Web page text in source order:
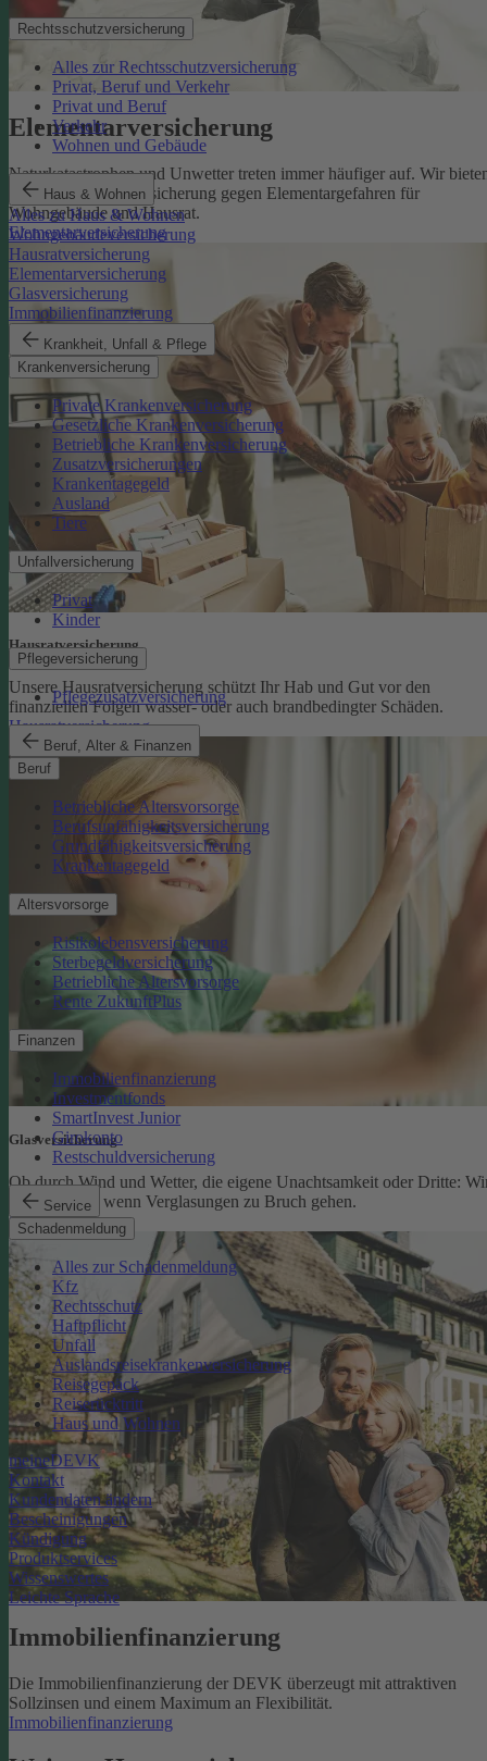
Rechtsschutzversicherung
Alles zur Rechtsschutzversicherung
Privat, Beruf und Verkehr
Privat und Beruf
Verkehr
Wohnen und Gebäude
Haus & Wohnen
Alles zu Haus & Wohnen
Wohngebäudeversicherung
Hausratversicherung
Elementarversicherung
Glasversicherung
Immobilienfinanzierung
Krankheit, Unfall & Pflege
Krankenversicherung
Private Krankenversicherung
Gesetzliche Krankenversicherung
Betriebliche Krankenversicherung
Zusatzversicherungen
Krankentagegeld
Ausland
Tiere
Unfallversicherung
Privat
Kinder
Pflegeversicherung
Pflegezusatzversicherung
Beruf, Alter & Finanzen
Beruf
Betriebliche Altersvorsorge
Berufsunfähigkeitsversicherung
Grundfähigkeitsversicherung
Krankentagegeld
Altersvorsorge
Risikolebensversicherung
Sterbegeldversicherung
Betriebliche Altersvorsorge
Rente ZukunftPlus
Finanzen
Immobilienfinanzierung
Investmentfonds
SmartInvest Junior
Girokonto
Restschuldversicherung
Service
Schadenmeldung
Alles zur Schadenmeldung
Kfz
Rechtsschutz
Haftpflicht
Unfall
Auslandsreisekrankenversicherung
Reisegepäck
Reiserücktritt
Haus und Wohnen
meineDEVK
Kontakt
Kundendaten ändern
Bescheinigungen
Kündigung
Produktservices
Wissenswertes
Leichte Sprache
Elementarversicherung
Naturkatastrophen und Unwetter treten immer häufiger auf. Wir
eine zuverlässige Absicherung gegen Elementargefahren für
Wohngebäude und Hausrat.
Elementarversicherung
Hausratversicherung
Unsere Hausratversicherung schützt Ihr Hab und Gut vor den
finanziellen Folgen wasser- oder auch brandbedingter Schäden.
Hausratversicherung
Glasversicherung
Ob durch Wind und Wetter, die eigene Unachtsamkeit oder Dritte:
schützen Sie, wenn Verglasungen zu Bruch gehen.
Glasversicherung
Immobilienfinanzierung
Die Immobilienfinanzierung der DEVK überzeugt mit attraktiven
Sollzinsen und einem Maximum an Flexibilität.
Immobilienfinanzierung